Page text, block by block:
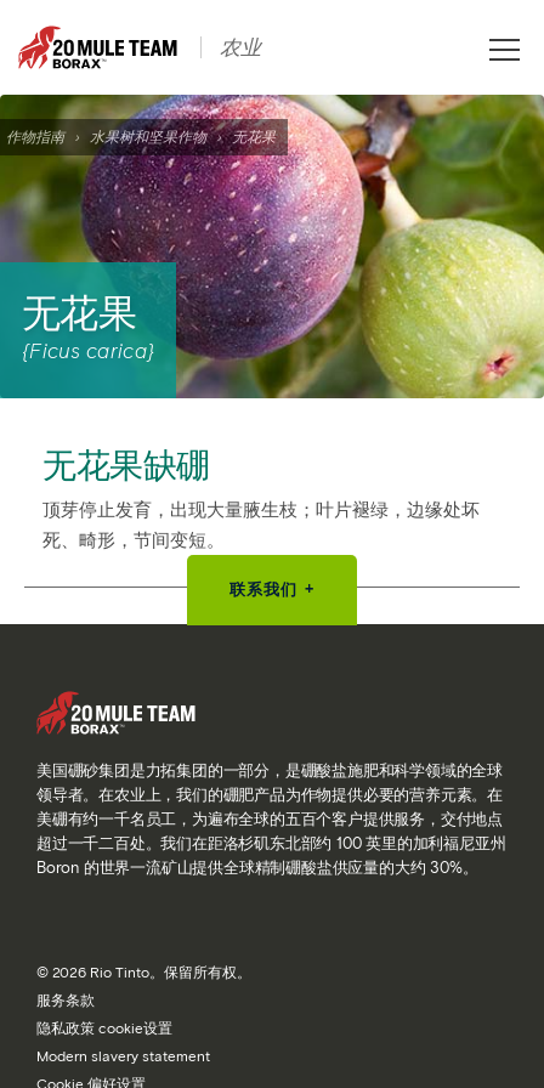
作物指南 › 水果树和坚果作物 › 无花果
无花果
{Ficus carica}
联系我们 +
无花果缺硼
顶芽停止发育，出现大量腋生枝；叶片褪绿，边缘处坏
死、畸形，节间变短。
美国硼砂集团是力拓集团的一部分，是硼酸盐施肥和科学领域的全球
领导者。在农业上，我们的硼肥产品为作物提供必要的营养元素。在
美硼有约一千名员工，为遍布全球的五百个客户提供服务，交付地点
超过一千二百处。我们在距洛杉矶东北部约 100 英里的加利福尼亚州
Boron 的世界一流矿山提供全球精制硼酸盐供应量的大约 30%。
© 2026 Rio Tinto。保留所有权。
服务条款
隐私政策 cookie设置
Modern slavery statement
Cookie 偏好设置
农业
Toggle